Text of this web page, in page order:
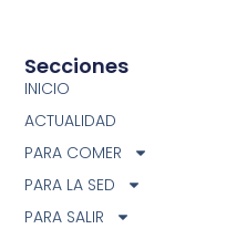
Secciones
INICIO
ACTUALIDAD
PARA COMER
PARA LA SED
PARA SALIR